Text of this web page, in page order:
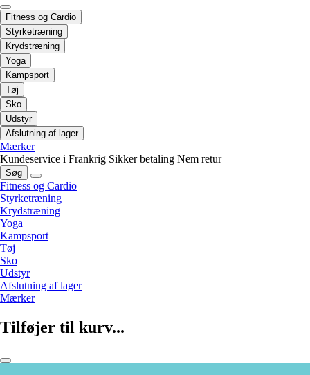
Fitness og Cardio
Styrketræning
Krydstræning
Yoga
Kampsport
Tøj
Sko
Udstyr
Afslutning af lager
Mærker
Kundeservice i Frankrig Sikker betaling Nem retur
Søg
Fitness og Cardio
Styrketræning
Krydstræning
Yoga
Kampsport
Tøj
Sko
Udstyr
Afslutning af lager
Mærker
Tilføjer til kurv...